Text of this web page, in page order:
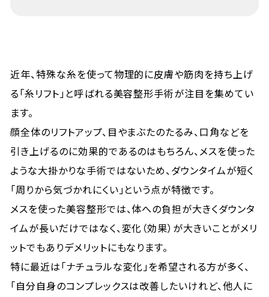
近年、特殊な糸を使って物理的に皮膚や筋肉を持ち上げ
る「糸リフト」と呼ばれる美容整形手術が注目を集めてい
ます。
顔全体のリフトアップ、目やまぶたのたるみ、口角などを
引き上げるのに効果的であるのはもちろん、メスを使った
ような大掛かりな手術ではないため、ダウンタイムが短く
「周りから気づかれにくい」という点が特徴です。
メスを使った美容整形では、体への負担が大きくダウンタ
イムが長いだけではなく、変化（効果）が大きいことがメリ
ットでもありデメリットにもなります。
特に最近は「ナチュラルな変化」を希望される方が多く、
「自分自身のコンプレックスは改善したいけれど、他人に